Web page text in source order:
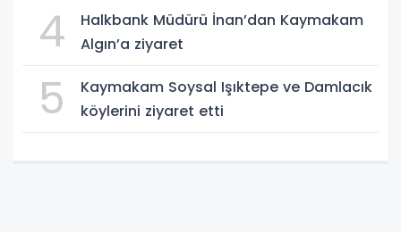
4
Halkbank Müdürü İnan’dan Kaymakam
Algın’a ziyaret
5
Kaymakam Soysal Işıktepe ve Damlacık
köylerini ziyaret etti